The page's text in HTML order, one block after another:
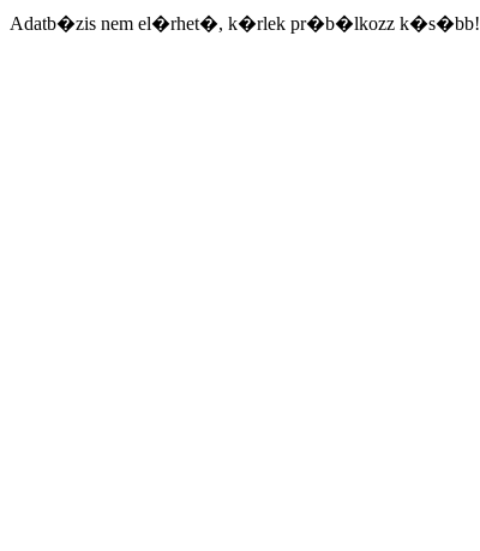
Adatb�zis nem el�rhet�, k�rlek pr�b�lkozz k�s�bb!